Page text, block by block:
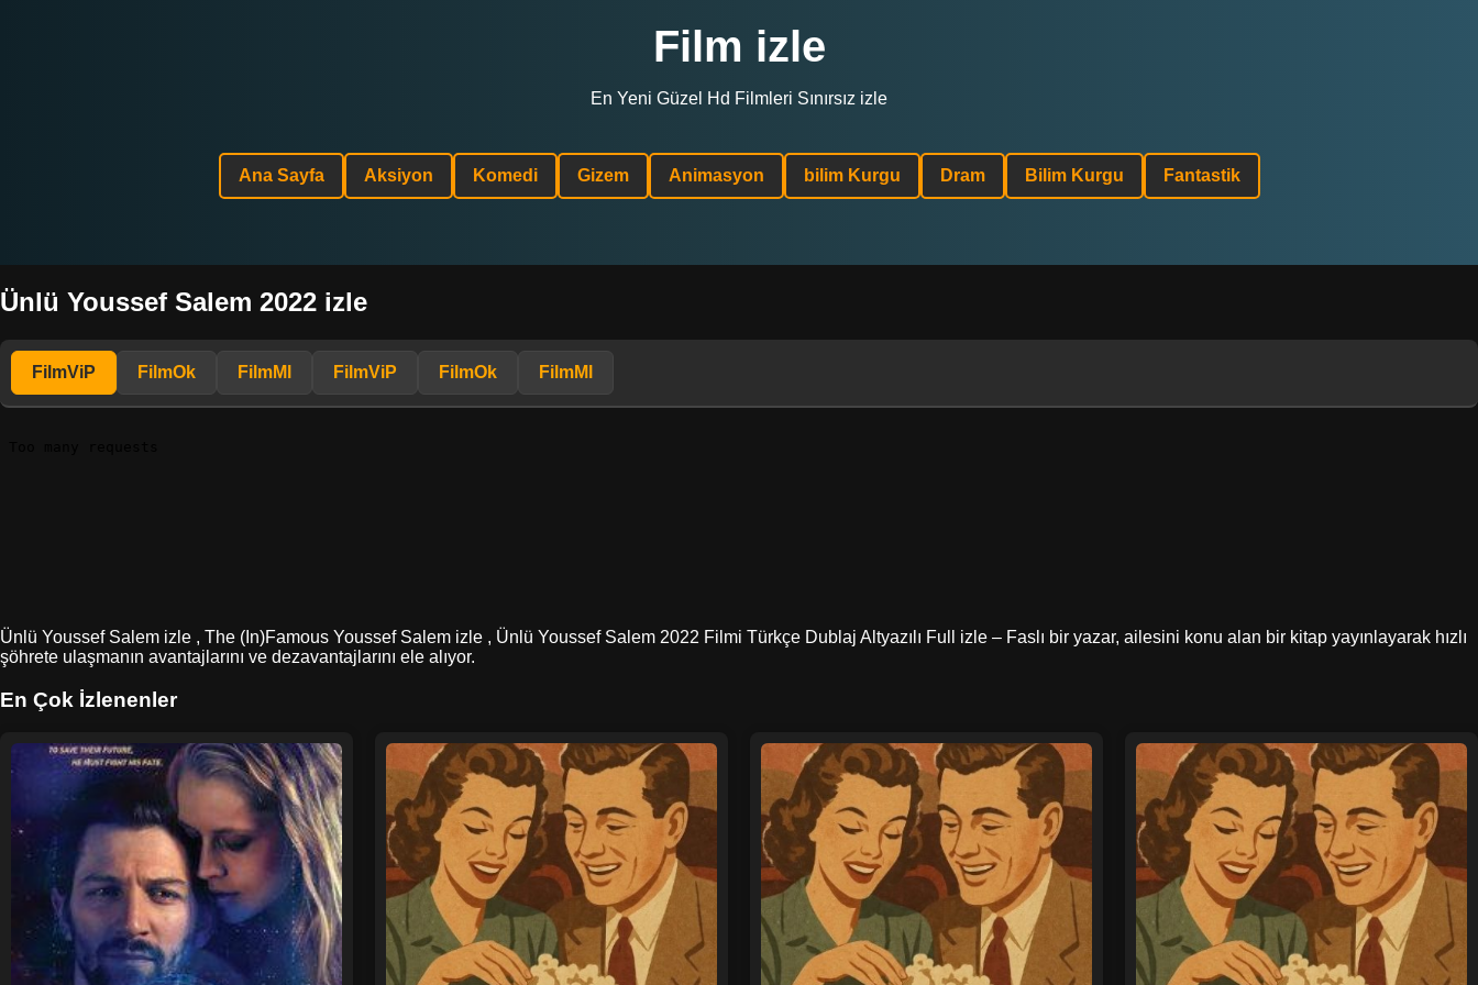
Film izle
En Yeni Güzel Hd Filmleri Sınırsız izle
Ana Sayfa Aksiyon Komedi Gizem Animasyon bilim Kurgu Dram Bilim Kurgu Fantastik
Ünlü Youssef Salem 2022 izle
FilmViP FilmOk FilmMl FilmViP FilmOk FilmMl
Ünlü Youssef Salem izle , The (In)Famous Youssef Salem izle , Ünlü Youssef Salem 2022 Filmi Türkçe Dublaj Altyazılı Full izle – Faslı bir yazar, ailesini konu alan bir kitap yayınlayarak hızlı
şöhrete ulaşmanın avantajlarını ve dezavantajlarını ele alıyor.
En Çok İzlenenler